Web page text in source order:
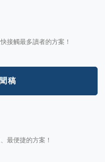
接觸最多讀者的方案！
稿
最便捷的方案！